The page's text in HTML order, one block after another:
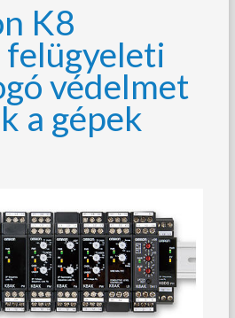
K8
védelmet
a gépek